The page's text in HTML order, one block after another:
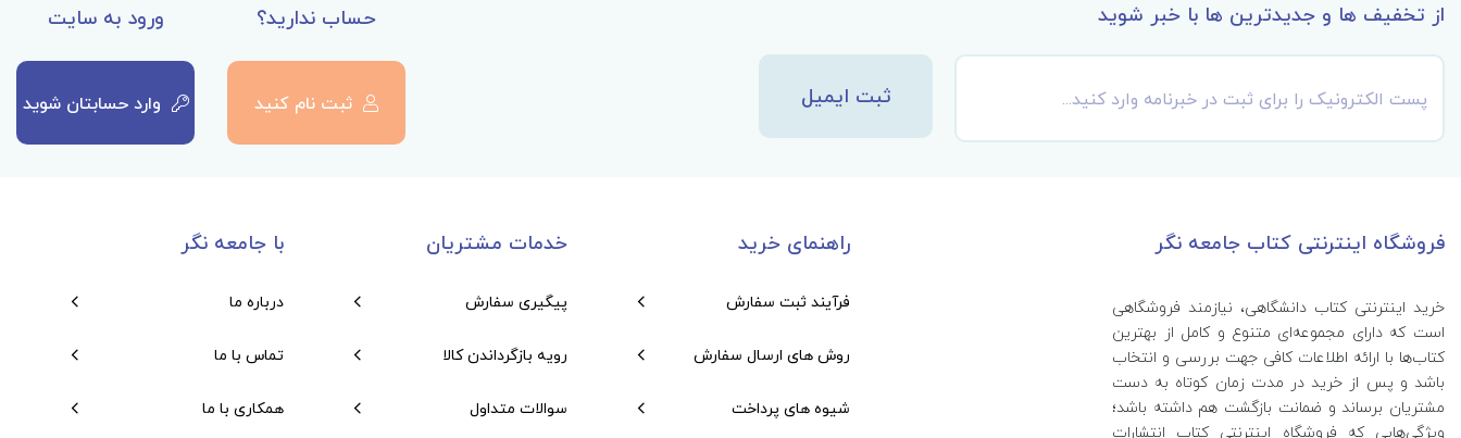
از تخفیف ها و جدیدترین ها با خبر شوید
ثبت ایمیل
ورود به سایت
وارد حسابتان شوید
حساب ندارید؟
ثبت نام کنید
فروشگاه اینترنتی کتاب جامعه نگر
خرید اینترنتی کتاب‌ دانشگاهی، نیازمند فروشگاهی
است که دارای مجموعه‌ای متنوع و کامل از بهترین
کتاب‌ها با ارائه اطلاعات کافی جهت بررسی و انتخاب
باشد و پس از خرید در مدت زمان کوتاه به دست
مشتریان برساند و ضمانت بازگشت هم داشته باشد؛
ویژگی‌هایی که فروشگاه اینترنتی کتاب انتشارات
راهنمای خرید
فرآیند ثبت سفارش
روش های ارسال سفارش
شیوه های پرداخت
خدمات مشتریان
پیگیری سفارش
رویه بازگرداندن کالا
سوالات متداول
با جامعه نگر
درباره ما
تماس با ما
همکاری با ما